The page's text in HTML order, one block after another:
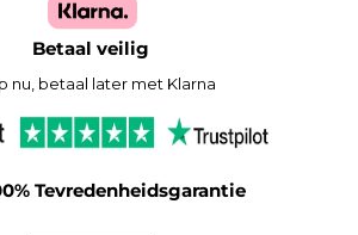
Betaal veilig
nu, betaal later met Klarna
Tevredenheidsgarantie